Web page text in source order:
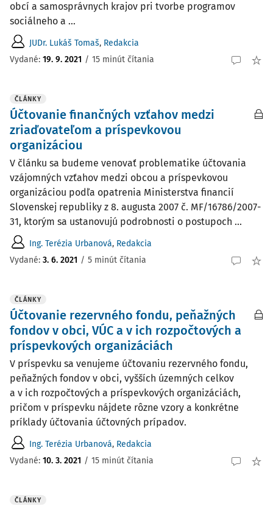
obcí a samosprávnych krajov pri tvorbe programov
sociálneho a ...
JUDr. Lukáš Tomaš, Redakcia
Vydané: 19. 9. 2021 / 15 minút čítania
ČLÁNKY
Účtovanie finančných vzťahov medzi
zriaďovateľom a príspevkovou
organizáciou
V článku sa budeme venovať problematike účtovania
vzájomných vzťahov medzi obcou a príspevkovou
organizáciou podľa opatrenia Ministerstva financií
Slovenskej republiky z 8. augusta 2007 č. MF/16786/2007-
31, ktorým sa ustanovujú podrobnosti o postupoch ...
Ing. Terézia Urbanová, Redakcia
Vydané: 3. 6. 2021 / 5 minút čítania
ČLÁNKY
Účtovanie rezervného fondu, peňažných
fondov v obci, VÚC a v ich rozpočtových a
príspevkových organizáciách
V príspevku sa venujeme účtovaniu rezervného fondu,
peňažných fondov v obci, vyšších územných celkov
a v ich rozpočtových a príspevkových organizáciách,
pričom v príspevku nájdete rôzne vzory a konkrétne
príklady účtovania účtovných prípadov.
Ing. Terézia Urbanová, Redakcia
Vydané: 10. 3. 2021 / 15 minút čítania
ČLÁNKY